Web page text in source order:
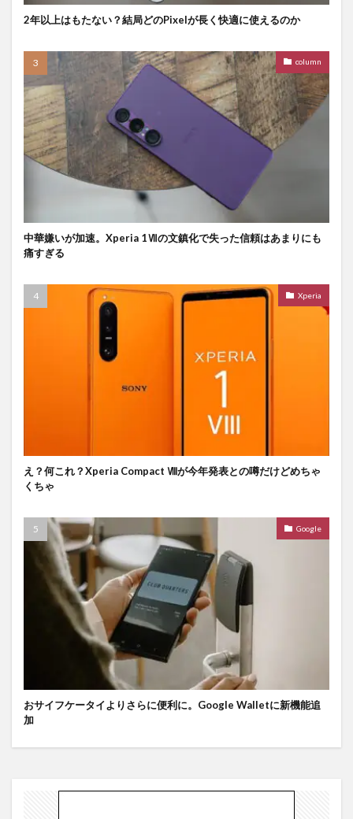
2年以上はもたない？結局どのPixelが長く快適に使えるのか
column
中華嫌いが加速。Xperia 1Ⅶの文鎮化で失った信頼はあまりにも
痛すぎる
Xperia
え？何これ？Xperia Compact Ⅷが今年発表との噂だけどめちゃ
くちゃ
Google
おサイフケータイよりさらに便利に。Google Walletに新機能追
加